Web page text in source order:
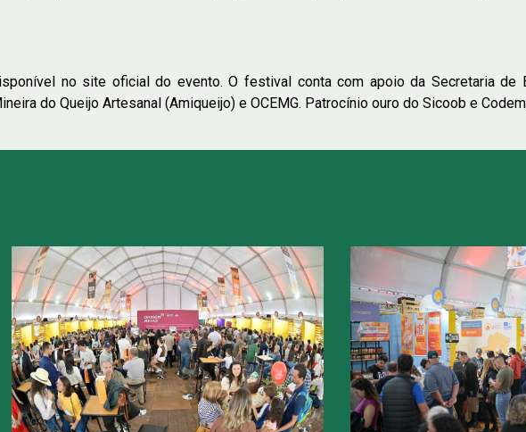
no site oficial do evento. O festival conta com apoio da Secretaria de
do Queijo Artesanal (Amiqueijo) e OCEMG. Patrocínio ouro do Sicoob e